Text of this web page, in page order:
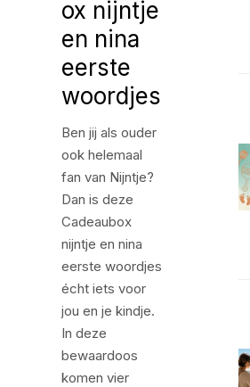
ox nijntje
en nina
eerste
woordjes
Ben jij als ouder
ook helemaal
fan van Nijntje?
Dan is deze
Cadeaubox
nijntje en nina
eerste woordjes
écht iets voor
jou en je kindje.
In deze
bewaardoos
komen vier